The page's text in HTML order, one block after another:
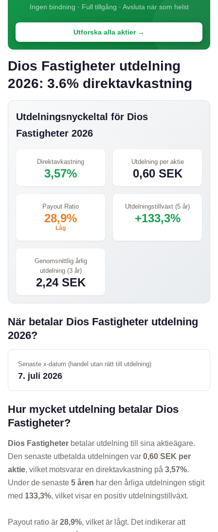
Ingen bindning · Full tillgång · Avsluta när som helst
Utforska alla aktier →
Dios Fastigheter utdelning
2026: 3.6% direktavkastning
Utdelningsnyckeltal för Dios
Fastigheter 2026
Direktavkastning
3,57%
Utdelning per aktie
0,60 SEK
Payout Ratio
28,9%
Låg
Utdelningstillväxt (5 år)
+133,3%
Genomsnittlig årlig
utdelning (3 år)
2,24 SEK
När betalar Dios Fastigheter utdelning
2026?
Senaste x-datum (handel utan rätt till utdelning)
7. juli 2026
Hur mycket utdelning betalar Dios
Fastigheter?
Dios Fastigheter betalar utdelning till sina aktieägare.
Den senaste utbetalda utdelningen var 0,60 SEK per
aktie, vilket motsvarar en direktavkastning på 3,57%.
Under de senaste 5 åren har den årliga utdelningen stigit
med 133,3%, vilket visar en positiv utdelningstillväxt.
Payout ratio är 28,9%, vilket är lågt. Det indikerar att